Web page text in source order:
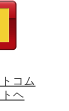
コム
ヘ